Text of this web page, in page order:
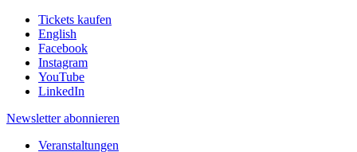
Tickets kaufen
English
Facebook
Instagram
YouTube
LinkedIn
Newsletter abonnieren
Veranstaltungen